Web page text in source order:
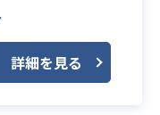
詳細を見る